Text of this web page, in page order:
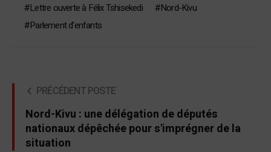
Lettre ouverte à Félix Tshisekedi
Nord-Kivu
Parlement d'enfants
PRÉCÉDENT POSTE
Nord-Kivu : une délégation de députés
nationaux dépêchée pour s'imprégner de la
situation